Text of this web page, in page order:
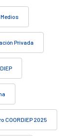
Privada
COORDIEP 2025